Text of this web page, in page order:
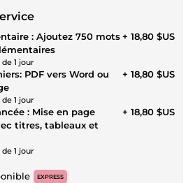
: Ajoutez 750 mots
1 jour
+ 18,80 $US
PDF vers Word ou
1 jour
+ 18,80 $US
: Mise en page
titres, tableaux et
1 jour
+ 18,80 $US
EXPRESS